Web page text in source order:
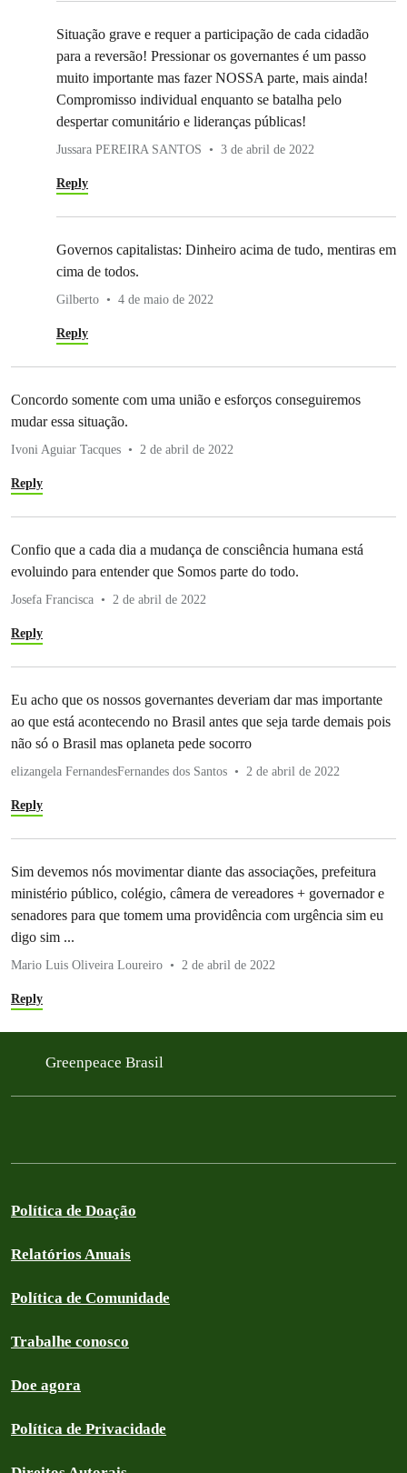
Situação grave e requer a participação de cada cidadão
para a reversão! Pressionar os governantes é um passo
muito importante mas fazer NOSSA parte, mais ainda!
Compromisso individual enquanto se batalha pelo
despertar comunitário e lideranças públicas!
Jussara PEREIRA SANTOS 3 de abril de 2022
Reply
Governos capitalistas: Dinheiro acima de tudo, mentiras em
cima de todos.
Gilberto 4 de maio de 2022
Reply
Concordo somente com uma união e esforços conseguiremos
mudar essa situação.
Ivoni Aguiar Tacques 2 de abril de 2022
Reply
Confio que a cada dia a mudança de consciência humana está
evoluindo para entender que Somos parte do todo.
Josefa Francisca 2 de abril de 2022
Reply
Eu acho que os nossos governantes deveriam dar mas importante
ao que está acontecendo no Brasil antes que seja tarde demais pois
não só o Brasil mas oplaneta pede socorro
elizangela FernandesFernandes dos Santos 2 de abril de 2022
Reply
Sim devemos nós movimentar diante das associações, prefeitura
ministério público, colégio, câmera de vereadores + governador e
senadores para que tomem uma providência com urgência sim eu
digo sim ...
Mario Luis Oliveira Loureiro 2 de abril de 2022
Reply
Greenpeace Brasil
Política de Doação
Relatórios Anuais
Política de Comunidade
Trabalhe conosco
Doe agora
Política de Privacidade